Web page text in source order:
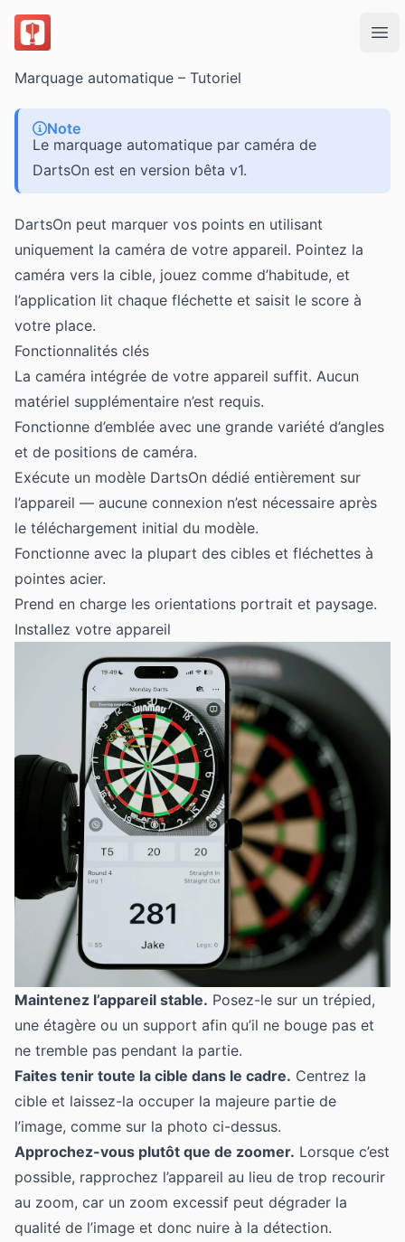
DartsOn
Marquage automatique – Tutoriel
Note
Le marquage automatique par caméra de
DartsOn est en version bêta v1.
DartsOn peut marquer vos points en utilisant
uniquement la caméra de votre appareil. Pointez la
caméra vers la cible, jouez comme d’habitude, et
l’application lit chaque fléchette et saisit le score à
votre place.
Fonctionnalités clés
La caméra intégrée de votre appareil suffit. Aucun
matériel supplémentaire n’est requis.
Fonctionne d’emblée avec une grande variété d’angles
et de positions de caméra.
Exécute un modèle DartsOn dédié entièrement sur
l’appareil — aucune connexion n’est nécessaire après
le téléchargement initial du modèle.
Fonctionne avec la plupart des cibles et fléchettes à
pointes acier.
Prend en charge les orientations portrait et paysage.
Installez votre appareil
Maintenez l’appareil stable. Posez-le sur un trépied,
une étagère ou un support afin qu’il ne bouge pas et
ne tremble pas pendant la partie.
Faites tenir toute la cible dans le cadre. Centrez la
cible et laissez-la occuper la majeure partie de
l’image, comme sur la photo ci-dessus.
Approchez-vous plutôt que de zoomer. Lorsque c’est
possible, rapprochez l’appareil au lieu de trop recourir
au zoom, car un zoom excessif peut dégrader la
qualité de l’image et donc nuire à la détection.